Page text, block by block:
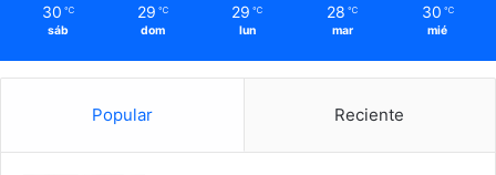
30 ℃
sáb
29 ℃
dom
29 ℃
lun
28 ℃
mar
30 ℃
mié
Popular Reciente